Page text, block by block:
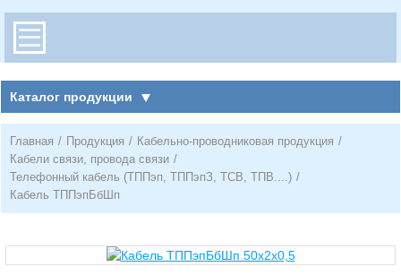
Каталог продукции
Главная / Продукция / Кабельно-проводниковая продукция /
Кабели связи, провода связи /
Телефонный кабель (ТППэп, ТППэпЗ, ТСВ, ТПВ....) /
Кабель ТППэпБбШп